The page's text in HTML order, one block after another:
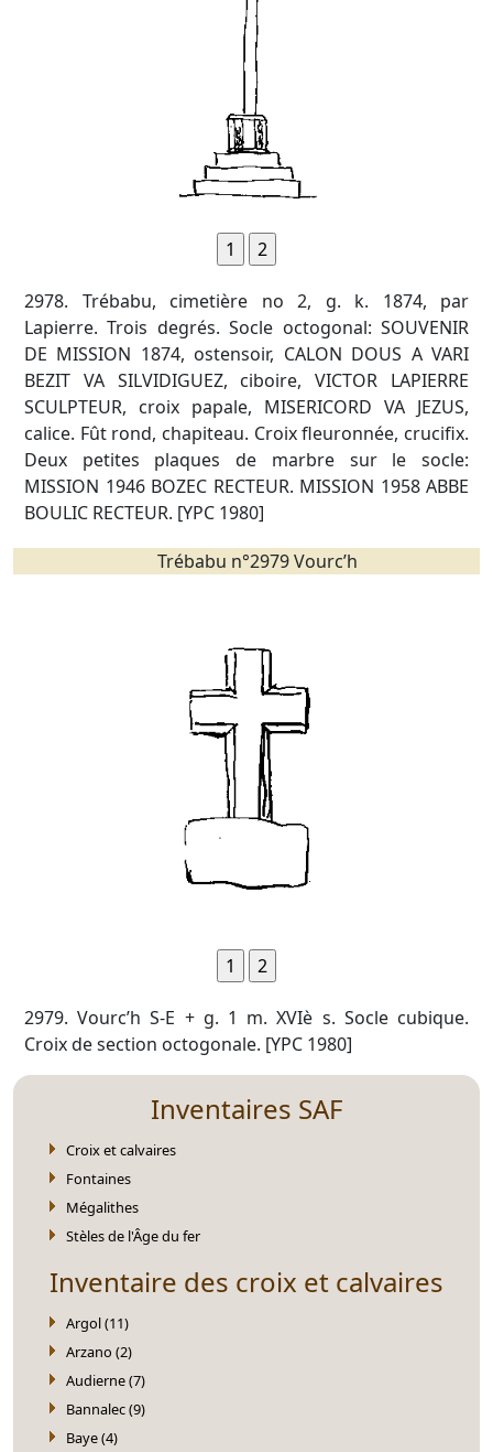
2978. Trébabu, cimetière no 2, g. k. 1874, par
Lapierre. Trois degrés. Socle octogonal: SOUVENIR
DE MISSION 1874, ostensoir, CALON DOUS A VARI
BEZIT VA SILVIDIGUEZ, ciboire, VICTOR LAPIERRE
SCULPTEUR, croix papale, MISERICORD VA JEZUS,
calice. Fût rond, chapiteau. Croix fleuronnée, crucifix.
Deux petites plaques de marbre sur le socle:
MISSION 1946 BOZEC RECTEUR. MISSION 1958 ABBE
BOULIC RECTEUR. [YPC 1980]
Trébabu n°2979 Vourc’h
2979. Vourc’h S-E + g. 1 m. XVIè s. Socle cubique.
Croix de section octogonale. [YPC 1980]
Inventaires SAF
Croix et calvaires
Fontaines
Mégalithes
Stèles de l'Âge du fer
Inventaire des croix et calvaires
Argol (11)
Arzano (2)
Audierne (7)
Bannalec (9)
Baye (4)